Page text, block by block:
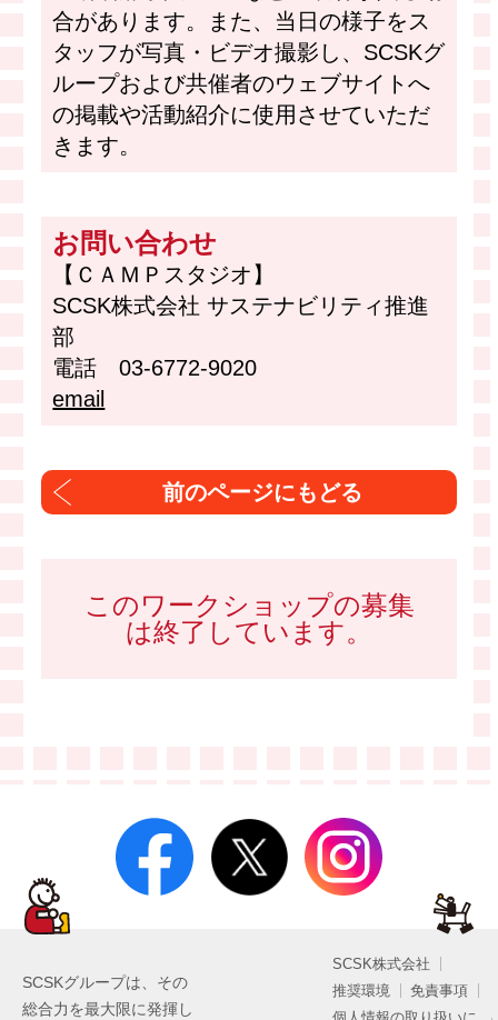
合があります。また、当日の様子をス
タッフが写真・ビデオ撮影し、SCSKグ
ループおよび共催者のウェブサイトへ
の掲載や活動紹介に使用させていただ
きます。
お問い合わせ
【ＣＡＭＰスタジオ】
SCSK株式会社 サステナビリティ推進
部
電話 03-6772-9020
email
このワークショップの募集
は終了しています。
SCSKグループは、その
総合力を最大限に発揮し
SCSK株式会社
推奨環境
免責事項